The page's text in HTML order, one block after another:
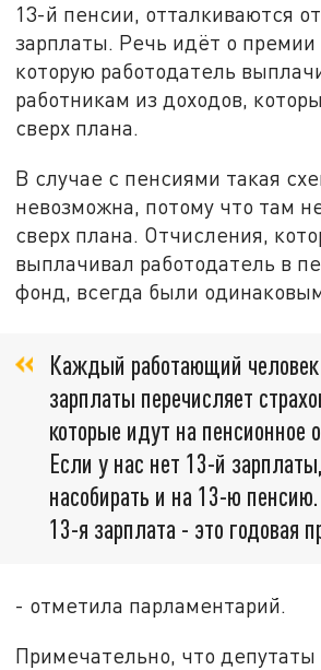
13-й пенсии, отталкиваются
зарплаты. Речь идёт о премии
которую работодатель
работникам из доходов,
сверх плана.
В случае с пенсиями такая
невозможна, потому что там
сверх плана. Отчисления,
выплачивал работодатель в
фонд, всегда были
Каждый работающий человек
зарплаты перечисляет
которые идут на пенсионное
Если у нас нет 13-й
насобирать и на 13-ю
13-я зарплата - это годовая
- отметила парламентарий.
Примечательно, что